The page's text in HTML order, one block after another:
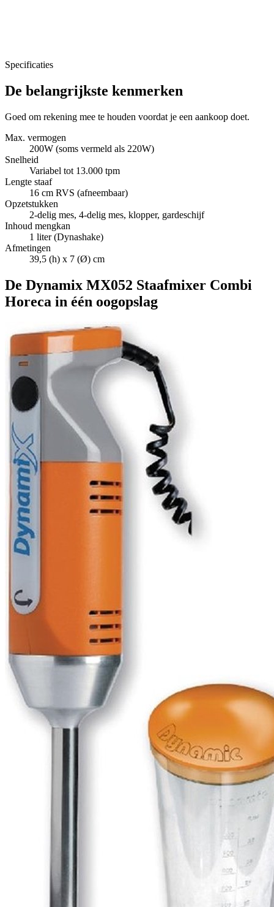
Specificaties
De belangrijkste kenmerken
Goed om rekening mee te houden voordat je een aankoop doet.
Max. vermogen
200W (soms vermeld als 220W)
Snelheid
Variabel tot 13.000 tpm
Lengte staaf
16 cm RVS (afneembaar)
Opzetstukken
2-delig mes, 4-delig mes, klopper, gardeschijf
Inhoud mengkan
1 liter (Dynashake)
Afmetingen
39,5 (h) x 7 (Ø) cm
De Dynamix MX052 Staafmixer Combi
Horeca in één oogopslag